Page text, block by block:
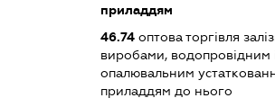
приладдям
46.74 оптова торгівля
виробами, водопровідним
опалювальним
приладдям до нього